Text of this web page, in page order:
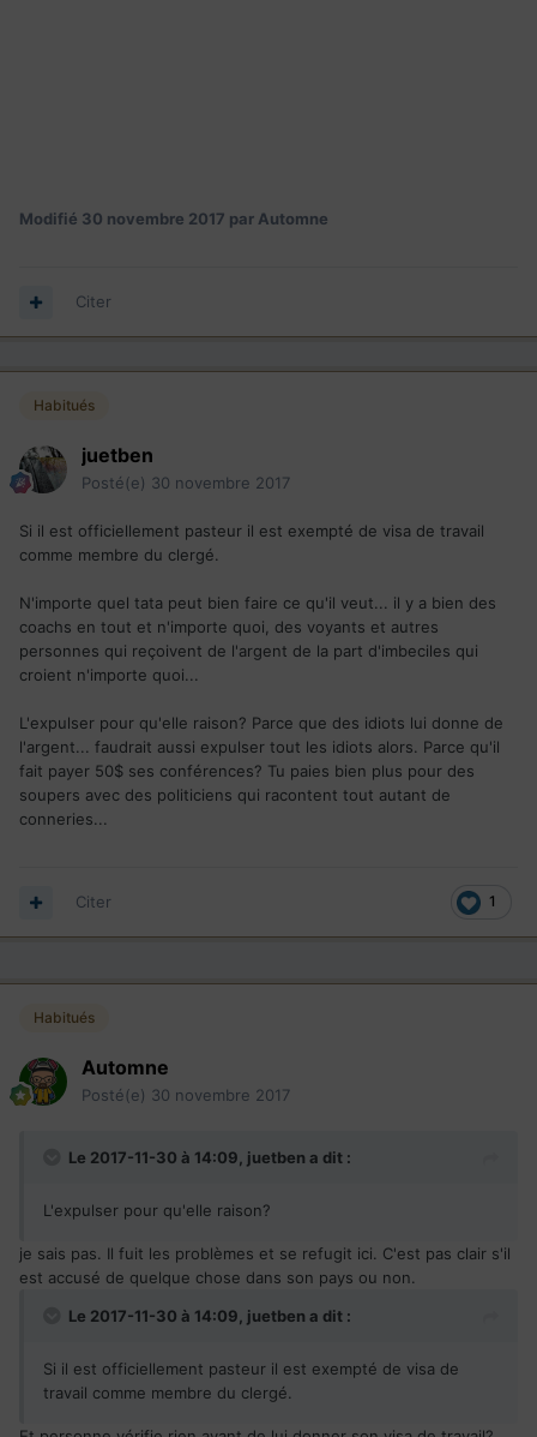
Modifié 30 novembre 2017 par Automne
Citer
Habitués
juetben
Posté(e) 30 novembre 2017
Si il est officiellement pasteur il est exempté de visa de travail
comme membre du clergé.
N'importe quel tata peut bien faire ce qu'il veut... il y a bien des
coachs en tout et n'importe quoi, des voyants et autres
personnes qui reçoivent de l'argent de la part d'imbeciles qui
croient n'importe quoi...
L'expulser pour qu'elle raison? Parce que des idiots lui donne de
l'argent... faudrait aussi expulser tout les idiots alors. Parce qu'il
fait payer 50$ ses conférences? Tu paies bien plus pour des
soupers avec des politiciens qui racontent tout autant de
conneries...
1
Citer
Habitués
Automne
Posté(e) 30 novembre 2017
Le 2017-11-30 à 14:09, juetben a dit :
L'expulser pour qu'elle raison?
je sais pas. Il fuit les problèmes et se refugit ici. C'est pas clair s'il
est accusé de quelque chose dans son pays ou non.
Le 2017-11-30 à 14:09, juetben a dit :
Si il est officiellement pasteur il est exempté de visa de
travail comme membre du clergé.